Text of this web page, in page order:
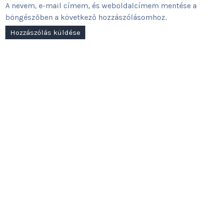
A nevem, e-mail címem, és weboldalcímem mentése a
böngészőben a következő hozzászólásomhoz.